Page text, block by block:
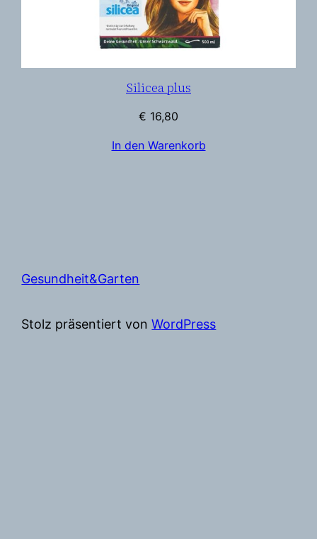
Silicea plus
€ 16,80
In den Warenkorb
Gesundheit&Garten
Stolz präsentiert vonWordPress